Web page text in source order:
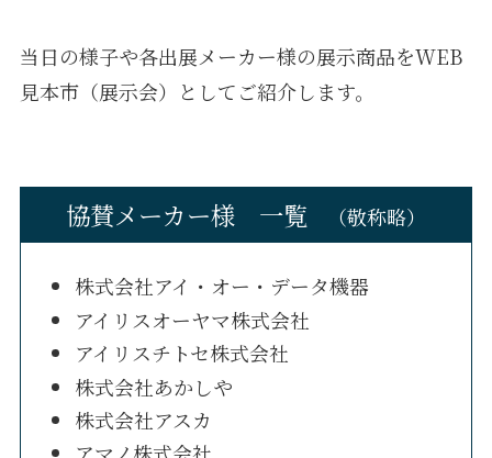
当日の様子や各出展メーカー様の展示商品をWEB
見本市（展示会）としてご紹介します。
協賛メーカー様 一覧 （敬称略）
株式会社アイ・オー・データ機器
アイリスオーヤマ株式会社
アイリスチトセ株式会社
株式会社あかしや
株式会社アスカ